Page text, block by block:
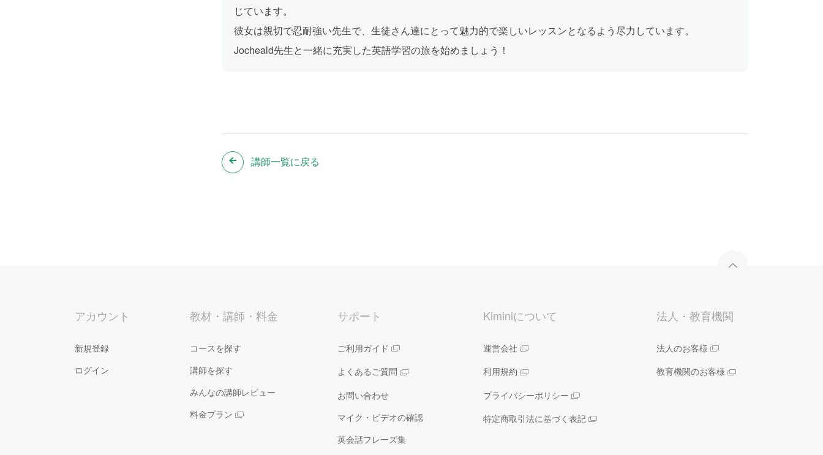
じています。
彼女は親切で忍耐強い先生で、生徒さん達にとって魅力的で楽しいレッスンとなるよう尽力しています。
Jocheald先生と一緒に充実した英語学習の旅を始めましょう！
講師一覧に戻る
アカウント
新規登録
ログイン
教材・講師・料金
コースを探す
講師を探す
みんなの講師レビュー
料金プラン
サポート
ご利用ガイド
よくあるご質問
お問い合わせ
マイク・ビデオの確認
英会話フレーズ集
Kiminiについて
運営会社
利用規約
プライバシーポリシー
特定商取引法に基づく表記
法人・教育機関
法人のお客様
教育機関のお客様